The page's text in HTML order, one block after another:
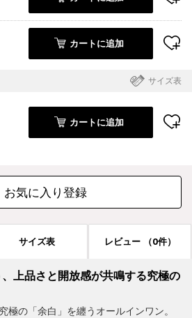
カートに追加
サイズ表
カートに追加
お気に入り登録
サイズ表 レビュー （0件）
上品さと開放感が共鳴する究極の
極の「余白」を纏うオールインワン。